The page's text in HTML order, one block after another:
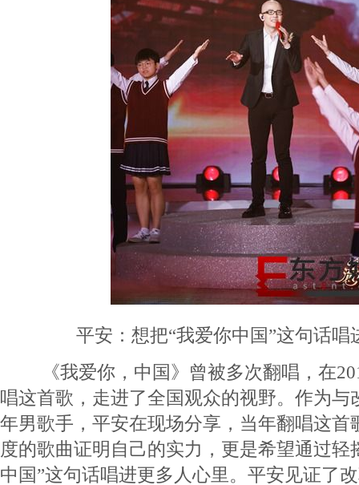
平安：想把“我爱你中国”这句话唱
《我爱你，中国》曾被多次翻唱，在
唱这首歌，走进了全国观众的视野。作为与
年男歌手，平安在现场分享，当年翻唱这首
度的歌曲证明自己的实力，更是希望通过轻
中国”这句话唱进更多人心里。平安见证了